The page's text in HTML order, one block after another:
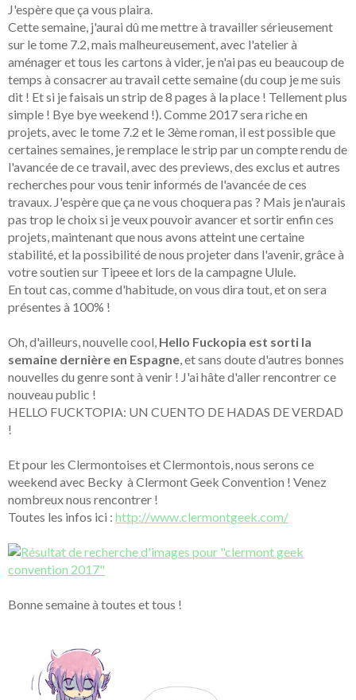
J'espère que ça vous plaira.
Cette semaine, j'aurai dû me mettre à travailler sérieusement
sur le tome 7.2, mais malheureusement, avec l'atelier à
aménager et tous les cartons à vider, je n'ai pas eu beaucoup de
temps à consacrer au travail cette semaine (du coup je me suis
dit ! Et si je faisais un strip de 8 pages à la place ! Tellement plus
simple ! Bye bye weekend !). Comme 2017 sera riche en
projets, avec le tome 7.2 et le 3ème roman, il est possible que
certaines semaines, je remplace le strip par un compte rendu de
l'avancée de ce travail, avec des previews, des exclus et autres
recherches pour vous tenir informés de l'avancée de ces
travaux. J'espère que ça ne vous choquera pas ? Mais je n'aurais
pas trop le choix si je veux pouvoir avancer et sortir enfin ces
projets, maintenant que nous avons atteint une certaine
stabilité, et la possibilité de nous projeter dans l'avenir, grâce à
votre soutien sur Tipeee et lors de la campagne Ulule.
En tout cas, comme d'habitude, on vous dira tout, et on sera
présentes à 100% !
Oh, d'ailleurs, nouvelle cool, Hello Fuckopia est sorti la
semaine dernière en Espagne , et sans doute d'autres bonnes
nouvelles du genre sont à venir ! J'ai hâte d'aller rencontrer ce
nouveau public !
HELLO FUCKTOPIA: UN CUENTO DE HADAS DE VERDAD
!
Et pour les Clermontoises et Clermontois, nous serons ce
weekend avec Becky à Clermont Geek Convention ! Venez
nombreux nous rencontrer !
Toutes les infos ici : http://www.clermontgeek.com/
Bonne semaine à toutes et tous !